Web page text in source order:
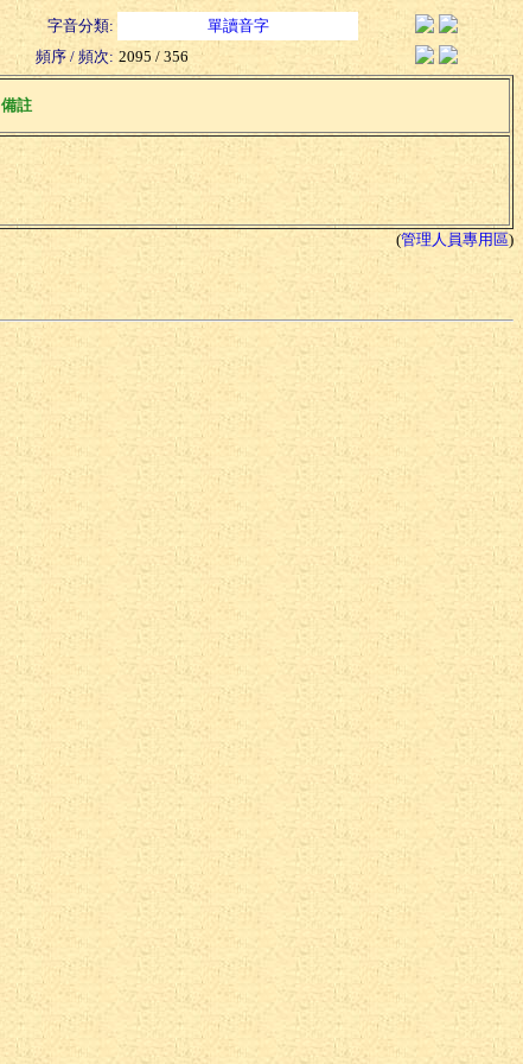
字音分類:
單讀音字
頻序 / 頻次: 2095 / 356
備註
(管理人員專用區)